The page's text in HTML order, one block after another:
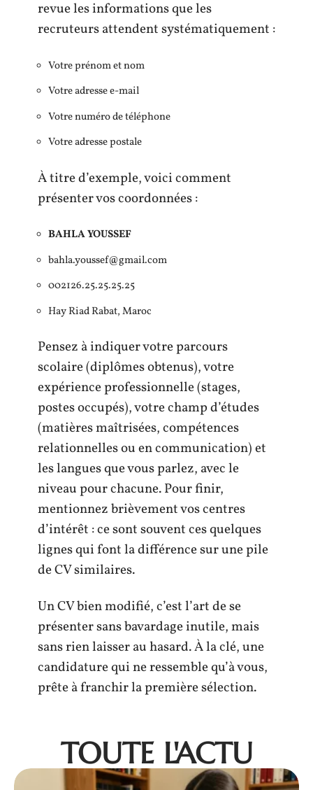
revue les informations que les
recruteurs attendent systématiquement :
Votre prénom et nom
Votre adresse e-mail
Votre numéro de téléphone
Votre adresse postale
À titre d’exemple, voici comment
présenter vos coordonnées :
BAHLA YOUSSEF
bahla.youssef@gmail.com
002126.25.25.25.25
Hay Riad Rabat, Maroc
Pensez à indiquer votre parcours
scolaire (diplômes obtenus), votre
expérience professionnelle (stages,
postes occupés), votre champ d’études
(matières maîtrisées, compétences
relationnelles ou en communication) et
les langues que vous parlez, avec le
niveau pour chacune. Pour finir,
mentionnez brièvement vos centres
d’intérêt : ce sont souvent ces quelques
lignes qui font la différence sur une pile
de CV similaires.
Un CV bien modifié, c’est l’art de se
présenter sans bavardage inutile, mais
sans rien laisser au hasard. À la clé, une
candidature qui ne ressemble qu’à vous,
prête à franchir la première sélection.
TOUTE L'ACTU